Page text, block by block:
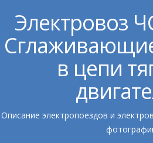
Электровоз
в цепи
Описание электропоездов и